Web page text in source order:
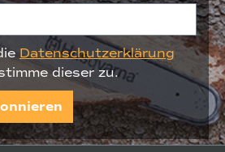
Datenschutzerklärung
dieser zu.